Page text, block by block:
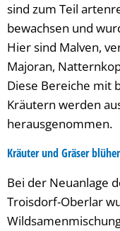
sind zum Teil
bewachsen und
Hier sind Malven,
Majoran,
Diese Bereiche mit
Kräutern werden
herausgenommen.
Kräuter und Gräser
Bei der Neuanlage
Troisdorf-Oberlar